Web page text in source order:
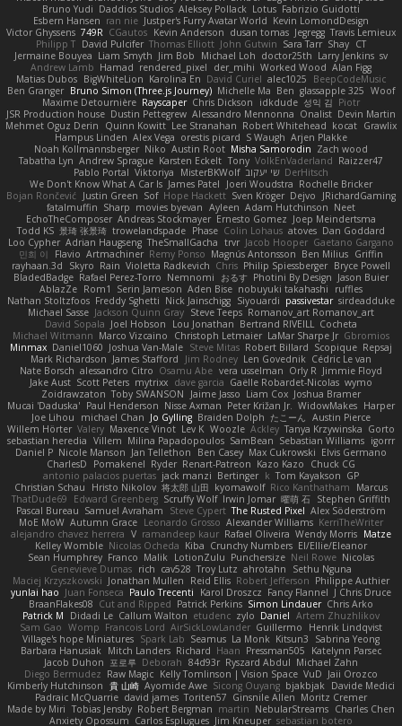
Bruno Yudi Daddios Studios Aleksey Pollack Lotus Fabrizio Guidotti
Esbern Hansen ran nie Justper's Furry Avatar World Kevin LomondDesign
Victor Ghyssens 749R CGautos Kevin Anderson dusan tomas Jegregg Travis Lemieux
Philipp T David Pulcifer Thomas Elliott John Gutwin Sara Tarr Shay CT
Jermaine Bouyea Liam Smyth Jim Bob Michael Loh doctor25th Larry Jenkins sv
Andrew Lamb Hamad rendered_pixel der_mihi Worked Wood Alan Figg
Matias Dubos BigWhiteLion Karolina En David Curiel alec1025
BeepCodeMusic
Ben Granger Bruno Simon (Three.js Journey) Michelle Ma Ben glassapple 325 Woof
Maxime Detournière Rayscaper Chris Dickson idkdude 성익 김 Piotr
JSR Production house Dustin Pettegrew Alessandro Mennonna Onalist Devin Martin
Mehmet Oguz Derin
Quinn Kowitt Lee Stranahan Robert Whitehead kocat Grawlix
Hampus Linden Alex Vega orestis picard S Waugh Arjen Plakke
Noah Kollmannsberger Niko Austin Root Misha Samorodin Zach wood
Tabatha Lyn Andrew Sprague Karsten Eckelt Tony VolkEnVaderland Raizzer47
Pablo Portal Viktoriya MisterBKWolf שי יעקוב DerHitsch
We Don't Know What A Car Is James Patel Joeri Woudstra Rochelle Bricker
Bojan Rončević Justin Green Sof Hope Hackett Sven Kröger Dejvo
JRichardGaming
fatalmuffin Sharp movies byevan Ayleen Adam Hutchinson Neet
EchoTheComposer Andreas Stockmayer Ernesto Gomez Joep Meindertsma
Todd KS 景琦 张景琦 trowelandspade Phase Colin Lohaus atoves Dan Goddard
Loo Cypher Adrian Haugseng TheSmallGacha trvr Jacob Hooper Gaetano Gargano
민희 이
Flavio Artmachiner Remy Ponso Magnús Antonsson Ben Milius Griffin
rayhaan.3d
Skyro Rain Violetta Radkevich Chris Philip Spiessberger Bryce Powell
BladedBadge Rafael Perez-Torro Nemnomi おるす Photini By Design Jason Buier
AblazZe Rom1 Serin Jameson Aden Bise nobuyuki takahashi
ruffles
Nathan Stoltzfoos Freddy Sghetti Nick Jainschigg Siyouardi passivestar sirdeadduke
Michael Sasse Jackson Quinn Gray Steve Teeps Romanov_art Romanov_art
David Sopala Joel Hobson Lou Jonathan Bertrand RIVEILL Cocheta
Michael Witmann Marco Vizcaino Christoph Letmaier LaMar Sharpe Jr Gbromios
Minmax Daniel1060 Joshua Van-Male Steve Mitas Robert Billard Scopique Repsaj
Mark Richardson James Stafford Jim Rodney Len Govednik Cédric Le van
Nate Borsch alessandro Citro Osamu Abe vera usselman Orly R Jimmie Floyd
Jake Aust Scott Peters mytrixx dave garcia Gaëlle Robardet-Nicolas wymo
Zoidrawzaton Toby SWANSON Jaime Jasso Liam Cox Joshua Bramer
Mucai 'Daduska' Paul Henderson Nisse Axman Peter Križan Jr. WidowMakes Harper
Joe Lihou
michael Chan Jo Gylling Braiden Dolph たこーん Austin Pierce
Willem Hörter Valery Maxence Vinot Lev K Woozle Ackley Tanya Krzywinska Gorto
sebastian heredia Villem Milina Papadopoulos SamBean Sebastian Williams igorrr
Daniel P Nicole Manson Jan Tellethon Ben Casey Max Cukrowski Elvis Germano
CharlesD
Pomakenel Ryder Renart-Patreon Kazo Kazo
Chuck CG
antonio palacios puertas jack manzi Bertinger k Tom Kayakson GP
Christian Schau
Hristo Nikolov 将太郎 山田 kyomawolf Rico Kanthatham
Marcus
ThatDude69
Edward Greenberg Scruffy Wolf Irwin Jomar 曜萌 石 Stephen Griffith
Pascal Bureau Samuel Avraham Steve Cypert The Rusted Pixel Alex Söderström
MoE MoW Autumn Grace Leonardo Grosso Alexander Williams KerriTheWriter
alejandro chavez herrera V ramandeep kaur Rafael Oliveira Wendy Morris Matze
Kelley Womble Nicolas Ocheda Kiba Crunchy Numbers El/Ellie/Eleanor
Sean Humphrey Franco Malik LotionZulu Punchersize Neil Rowe Nicolas
Genevieve Dumas rich cav528 Troy Lutz ahrotahn
Sethu Nguna
Maciej Krzyszkowski Jonathan Mullen Reid Ellis Robert Jefferson Philippe Authier
yunlai hao Juan Fonseca Paulo Trecenti Karol Droszcz Fancy Flannel J Chris Druce
BraanFlakes08 Cut and Ripped Patrick Perkins Simon Lindauer Chris Arko
Patrick M
Didadi Le Callum Walton etudenc zylo Daniel Artem Zhuzhlikov
Sam Gao Womp Francois Lord AirSickLowLander Guillermo
Henrik Lindqvist
Village's hope Miniatures Spark Lab Seamus La Monk Kitsun3
Sabrina Yeong
Barbara Hanusiak Mitch Landers Richard Haan Pressman505
Katelynn Parsec
Jacob Duhon 포로루 Deborah 84d93r Ryszard Abdul Michael Zahn
Diego Bermudez Raw Magic Kelly Tomlinson | Vision Space VuD Jaii Orozco
Kimberly Hutchinson 貴 山崎 Ayomide Awe Sicong Ouyang bjakbjak Davide Medici
Padraic McQuarrie david james Toriten57 Ginsnile Allen Moritz Cremer
Made by Miri Tobias Jensby Robert Bergman martin NebularStreams Charles Chen
Anxiety Opossum Carlos Esplugues Jim Kneuper sebastian botero